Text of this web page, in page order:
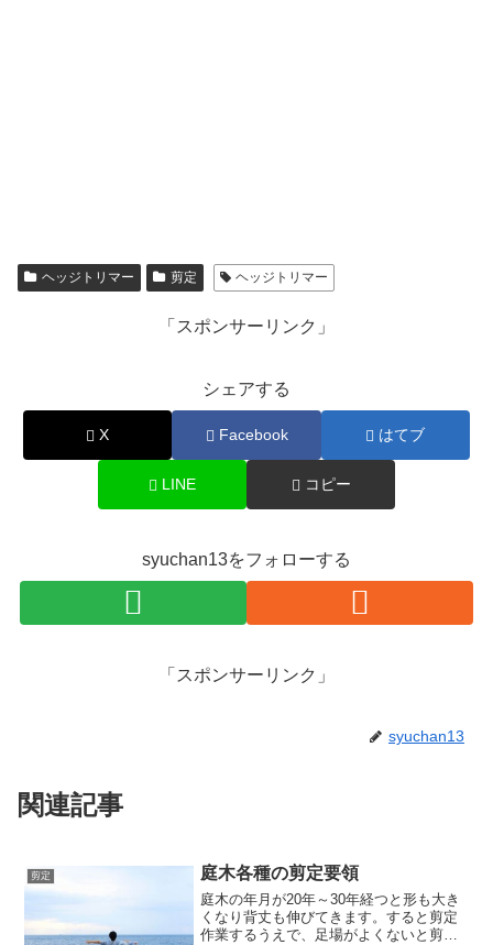
ヘッジトリマー 剪定 ヘッジトリマー
「スポンサーリンク」
シェアする
X Facebook はてブ
LINE コピー
syuchan13をフォローする
「スポンサーリンク」
syuchan13
関連記事
剪定 庭木各種の剪定要領
庭木の年月が20年～30年経つと形も大き
くなり背丈も伸びてきます。すると剪定
作業するうえで、足場がよくないと剪定